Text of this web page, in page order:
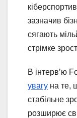
зазначив
сягають
стрімке
В інтерв’ю
увагу на те,
стабільне
розширює